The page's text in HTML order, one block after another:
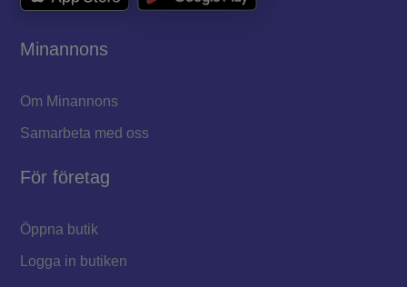
Minannons
Om Minannons
Samarbeta med oss
För företag
Öppna butik
Logga in butiken